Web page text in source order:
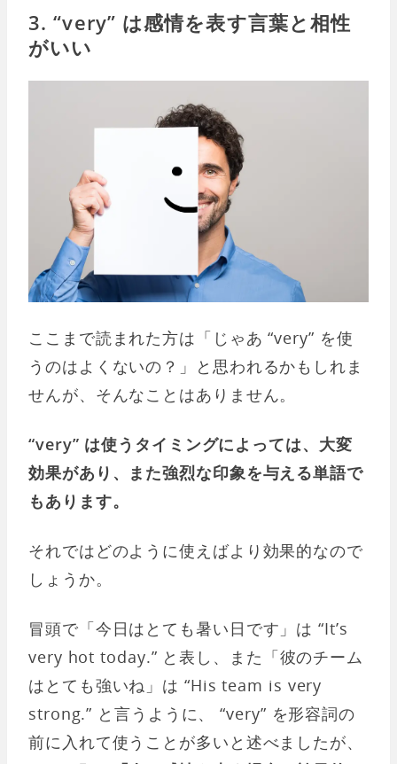
3. “very” は感情を表す言葉と相性
がいい
ここまで読まれた方は「じゃあ “very” を使
うのはよくないの？」と思われるかもしれま
せんが、そんなことはありません。
“very” は使うタイミングによっては、大変
効果があり、また強烈な印象を与える単語で
もあります。
それではどのように使えばより効果的なので
しょうか。
冒頭で「今日はとても暑い日です」は “It’s
very hot today.” と表し、また「彼のチーム
はとても強いね」は “His team is very
strong.” と言うように、 “very” を形容詞の
前に入れて使うことが多いと述べましたが、